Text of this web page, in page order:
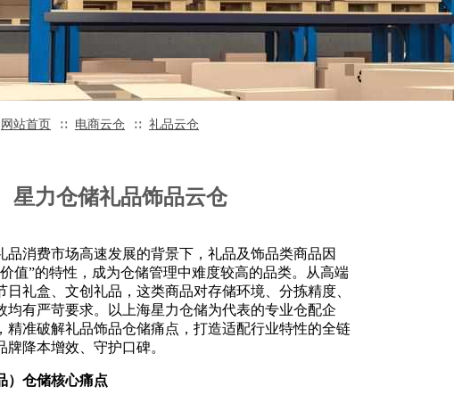
网站首页 ∷ 电商云仓 ∷ 礼品云仓
星力仓储礼品饰品云仓
消费市场高速发展的背景下，礼品及饰品类商品因
值”的特性，成为仓储管理中难度较高的品类。从高端
日礼盒、文创礼品，这类商品对存储环境、分拣精度、
均有严苛要求。以上海星力仓储为代表的专业仓配企
精准破解礼品饰品仓储痛点，打造适配行业特性的全链
降本增效、守护口碑。
）仓储核心痛点